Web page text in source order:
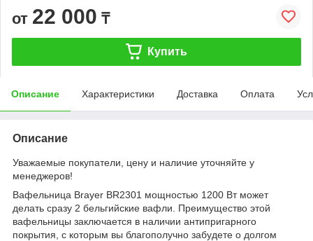
от 22 000 ₸
Купить
Описание Характеристики Доставка Оплата
Описание
Уважаемые покупатели, цену и наличие уточняйте у
менеджеров!
Вафельница Brayer BR2301 мощностью 1200 Вт может
делать сразу 2 бельгийские вафли. Преимущество этой
вафельницы заключается в наличии антипригарного
покрытия, с которым вы благополучно забудете о долгом